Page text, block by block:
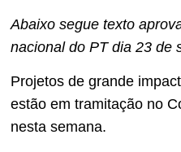
Abaixo segue texto
nacional do PT dia 23 de
Projetos de grande
estão em tramitação no
nesta semana.